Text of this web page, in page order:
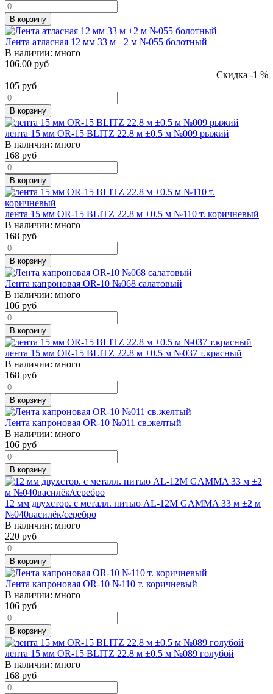
В корзину
Лента атласная 12 мм 33 м ±2 м №055 болотный
В наличии: много
106.00 руб
Скидка -1 %
105 руб
В корзину
лента 15 мм OR-15 BLITZ 22.8 м ±0.5 м №009 рыжий
В наличии: много
168 руб
В корзину
лента 15 мм OR-15 BLITZ 22.8 м ±0.5 м №110 т. коричневый
В наличии: много
168 руб
В корзину
Лента капроновая OR-10 №068 салатовый
В наличии: много
106 руб
В корзину
лента 15 мм OR-15 BLITZ 22.8 м ±0.5 м №037 т.красный
В наличии: много
168 руб
В корзину
Лента капроновая OR-10 №011 св.желтый
В наличии: много
106 руб
В корзину
12 мм двухстор. с металл. нитью AL-12M GAMMA 33 м ±2 м
№040василёк/серебро
В наличии: много
220 руб
В корзину
Лента капроновая OR-10 №110 т. коричневый
В наличии: много
106 руб
В корзину
лента 15 мм OR-15 BLITZ 22.8 м ±0.5 м №089 голубой
В наличии: много
168 руб